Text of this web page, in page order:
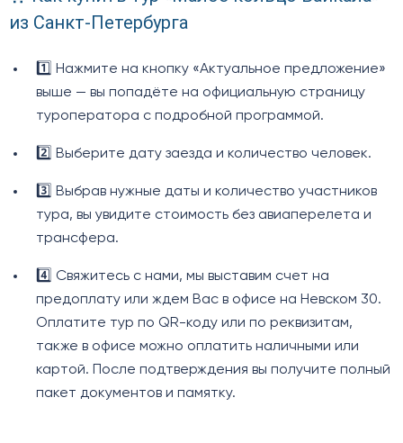
из Санкт-Петербурга
1️⃣ Нажмите на кнопку «Актуальное предложение»
выше — вы попадёте на официальную страницу
туроператора с подробной программой.
2️⃣ Выберите дату заезда и количество человек.
3️⃣ Выбрав нужные даты и количество участников
тура, вы увидите стоимость без авиаперелета и
трансфера.
4️⃣ Свяжитесь с нами, мы выставим счет на
предоплату или ждем Вас в офисе на Невском 30.
Оплатите тур по QR-коду или по реквизитам,
также в офисе можно оплатить наличными или
картой. После подтверждения вы получите полный
пакет документов и памятку.